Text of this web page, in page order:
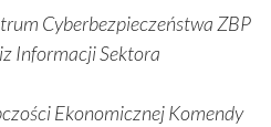
Cyberbezpieczeństwa ZBP
Informacji Sektora
Ekonomicznej Komendy